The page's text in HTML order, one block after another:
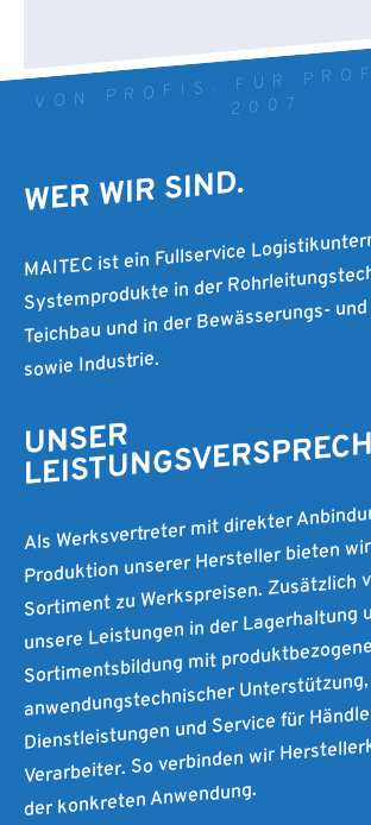
VON PROFIS. FÜR
2007
WER WIR SIND.
MAITEC ist ein Fullservice
Systemprodukte in der
Teichbau und in der Bewässerungs-
sowie Industrie.
UNSER
Als Werksvertreter mit direkter
Produktion unserer Hersteller bieten
Sortiment zu Werkspreisen.
unsere Leistungen in der Lagerhaltung
Sortimentsbildung mit
anwendungstechnischer
Dienstleistungen und Service für
Verarbeiter. So verbinden wir
der konkreten Anwendung.